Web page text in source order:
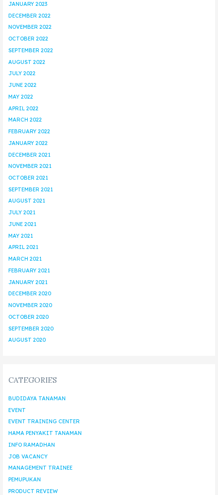
JANUARY 2023
DECEMBER 2022
NOVEMBER 2022
OCTOBER 2022
SEPTEMBER 2022
AUGUST 2022
JULY 2022
JUNE 2022
MAY 2022
APRIL 2022
MARCH 2022
FEBRUARY 2022
JANUARY 2022
DECEMBER 2021
NOVEMBER 2021
OCTOBER 2021
SEPTEMBER 2021
AUGUST 2021
JULY 2021
JUNE 2021
MAY 2021
APRIL 2021
MARCH 2021
FEBRUARY 2021
JANUARY 2021
DECEMBER 2020
NOVEMBER 2020
OCTOBER 2020
SEPTEMBER 2020
AUGUST 2020
CATEGORIES
BUDIDAYA TANAMAN
EVENT
EVENT TRAINING CENTER
HAMA PENYAKIT TANAMAN
INFO RAMADHAN
JOB VACANCY
MANAGEMENT TRAINEE
PEMUPUKAN
PRODUCT REVIEW